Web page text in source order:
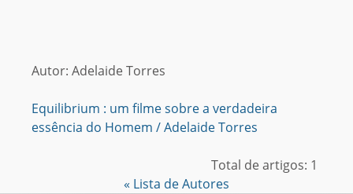
Autor: Adelaide Torres
Equilibrium : um filme sobre a verdadeira
essência do Homem / Adelaide Torres
Total de artigos: 1
« Lista de Autores